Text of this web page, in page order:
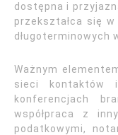
dostępna i
przekształca się
długoterminowych
Ważnym
sieci kontaktów
konferencjach
współpraca z
podatkowymi,